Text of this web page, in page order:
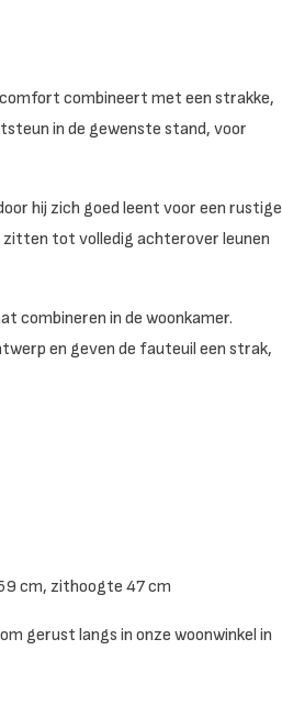
combineert met een strakke,
in de gewenste stand, voor
hij zich goed leent voor een rustige
zitten tot volledig achterover leunen
combineren in de woonkamer.
en geven de fauteuil een strak,
cm, zithoogte 47 cm
gerust langs in onze woonwinkel in